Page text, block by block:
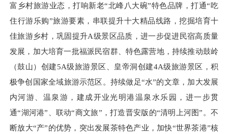
富乡村旅游业态，打响新老“北峰八大碗”特色品牌，打通“吃
住行游乐购”旅游要素，串联提升十大精品线路，挖掘培育十
佳旅游乡村，巩固提升A级景区品质，进一步促进民宿高质量
发展，加大培育一批福派民宿群、特色露营地，持续推动鼓岭
（鼓山）创建5A级旅游景区、皇帝洞创建4A级旅游景区，积
极争创国家全域旅游示范区。持续做足“水”的文章，加大发展
内河游、温泉游，建成开业光明港温泉水乐园，进一步贯
通“湖河港”、联动“商文旅”，打造晋安版的“清明上河图”。不
断放大“产”的优势，突出发展茶特色产业，加快“世界茶港”核